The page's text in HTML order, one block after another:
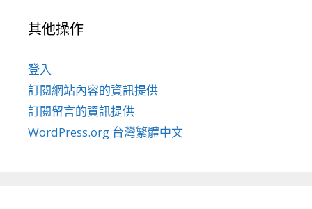
其他操作
登入
訂閱網站內容的資訊提供
訂閱留言的資訊提供
WordPress.org 台灣繁體中文